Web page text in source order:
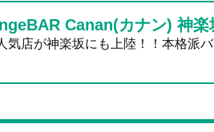
Canan(カナン) 神楽
気店が神楽坂にも上陸！！本格派バ